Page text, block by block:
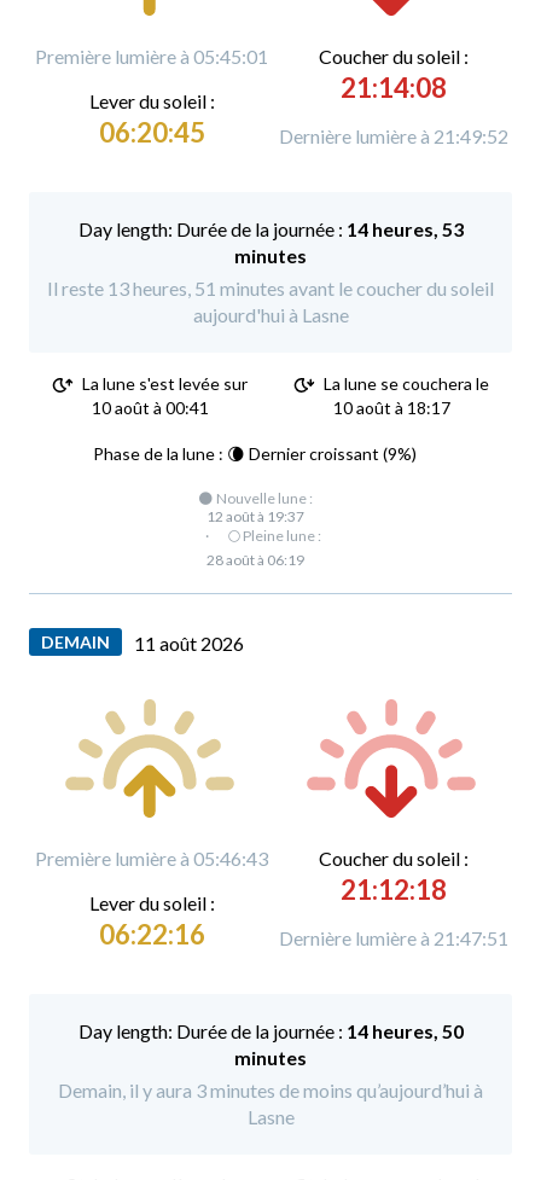
Première lumière à 05:45:01
Lever du soleil :
06:20:45
Coucher du soleil :
21:14:08
Dernière lumière à 21:49:52
Durée de la journée : 14 heures, 53
minutes
Il reste 13 heures, 51 minutes avant le coucher du soleil
aujourd'hui à Lasne
La lune s'est levée sur
10 août à 00:41
La lune se couchera le
10 août à 18:17
Phase de la lune : 🌘 Dernier croissant (9%)
🌑 Nouvelle lune :
12 août à 19:37
·
🌕 Pleine lune :
28 août à 06:19
DEMAIN 11 août 2026
Première lumière à 05:46:43
Lever du soleil :
06:22:16
Coucher du soleil :
21:12:18
Dernière lumière à 21:47:51
Durée de la journée : 14 heures, 50
minutes
Demain, il y aura 3 minutes de moins qu’aujourd’hui à
Lasne